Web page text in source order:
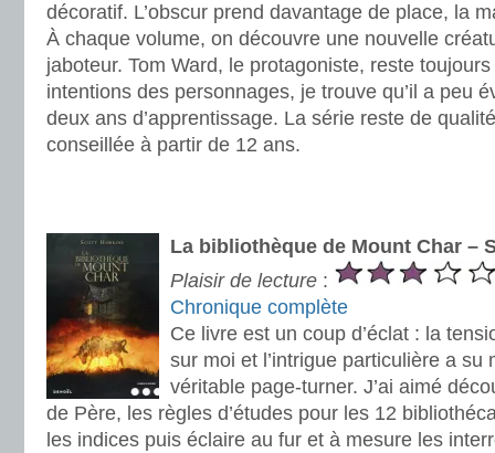
décoratif. L’obscur prend davantage de place, la
À chaque volume, on découvre une nouvelle
jaboteur. Tom Ward, le protagoniste, reste
intentions des personnages, je trouve qu’il a peu
deux ans d’apprentissage. La série reste de
conseillée à partir de 12 ans.
La bibliothèque de Mount Char –
Plaisir de lecture :
Chronique complète
Ce livre est un coup d’éclat : la
sur moi et l’intrigue particulière a su
véritable page-turner. J’ai aimé
de Père, les règles d’études pour les 12
les indices puis éclaire au fur et à mesure les